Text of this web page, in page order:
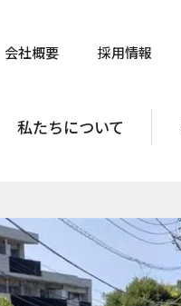
私たちについて
会社概要 採用情報